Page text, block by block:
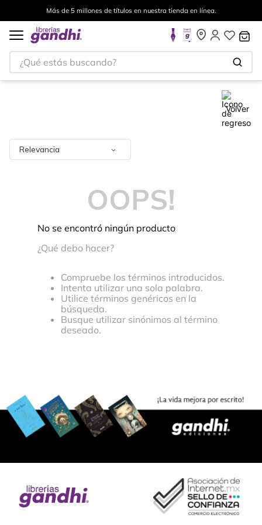
Más de 5 millones de títulos en nuestra tienda en línea.
¿Qué estás buscando?
Volver
Relevancia
OOPS!
No se encontró ningún producto
¿Qué debo hacer?
Compruebe los términos introducidos.
Intenta utilizar una sola palabra.
Utilice términos genéricos en la
búsqueda.
Busque utilizar sinónimos al término
deseado.